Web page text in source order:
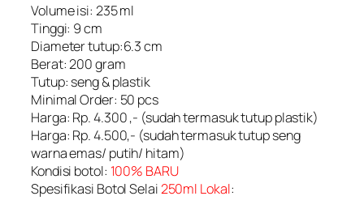
Volume isi: 235 ml
Tinggi: 9 cm
Diameter tutup:6.3 cm
Berat: 200 gram
Tutup: seng & plastik
Minimal Order: 50 pcs
Harga: Rp. 4.300 ,- (sudah termasuk tutup plastik)
Harga: Rp. 4.500,- (sudah termasuk tutup seng
warna emas/ putih/ hitam)
Kondisi botol: 100% BARU
Spesifikasi Botol Selai250ml Lokal: